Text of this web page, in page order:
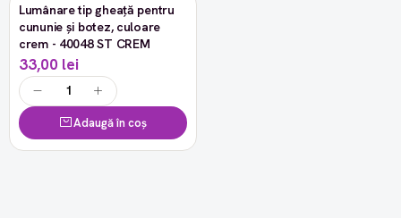
Lumânare tip gheață pentru
cununie și botez, culoare
crem - 40048 ST CREM
33,00 lei
Adaugă în coș